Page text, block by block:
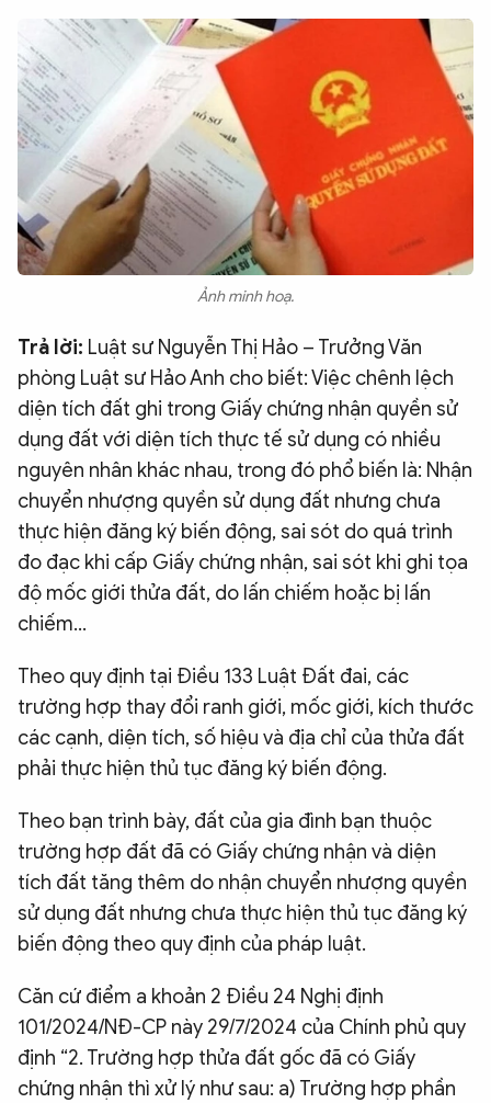
ĐA PHƯƠNG TIỆN
eMagazine
Video
Infographic
Chuyên trangAn ninh thế giớiVăn nghệ Công an
Chuyên đề
Ảnh minh hoạ.
Trả lời: Luật sư Nguyễn Thị Hảo – Trưởng Văn
phòng Luật sư Hảo Anh cho biết: Việc chênh lệch
diện tích đất ghi trong Giấy chứng nhận quyền sử
dụng đất với diện tích thực tế sử dụng có nhiều
nguyên nhân khác nhau, trong đó phổ biến là: Nhận
chuyển nhượng quyền sử dụng đất nhưng chưa
thực hiện đăng ký biến động, sai sót do quá trình
đo đạc khi cấp Giấy chứng nhận, sai sót khi ghi tọa
độ mốc giới thửa đất, do lấn chiếm hoặc bị lấn
chiếm…
Theo quy định tại Điều 133 Luật Đất đai, các
trường hợp thay đổi ranh giới, mốc giới, kích thước
các cạnh, diện tích, số hiệu và địa chỉ của thửa đất
phải thực hiện thủ tục đăng ký biến động.
Theo bạn trình bày, đất của gia đình bạn thuộc
trường hợp đất đã có Giấy chứng nhận và diện
tích đất tăng thêm do nhận chuyển nhượng quyền
sử dụng đất nhưng chưa thực hiện thủ tục đăng ký
biến động theo quy định của pháp luật.
Căn cứ điểm a khoản 2 Điều 24 Nghị định
101/2024/NĐ-CP này 29/7/2024 của Chính phủ quy
định “2. Trường hợp thửa đất gốc đã có Giấy
chứng nhận thì xử lý như sau: a) Trường hợp phần